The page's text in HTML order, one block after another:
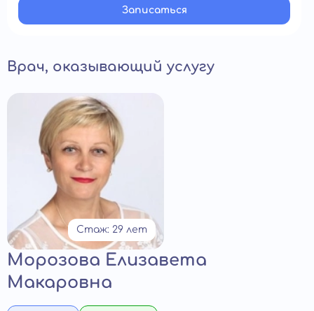
Записатьcя
Врач, оказывающий услугу
Стаж: 29 лет
Морозова Елизавета
Макаровна